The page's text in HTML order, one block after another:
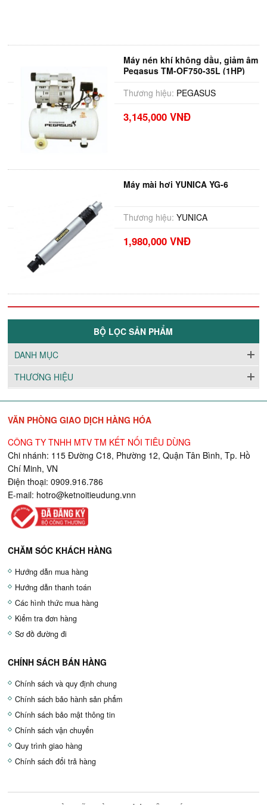
Máy nén khí không dầu, giảm âm
Pegasus TM-OF750-35L (1HP)
Thương hiệu: PEGASUS
3,145,000 VNĐ
Máy mài hơi YUNICA YG-6
Thương hiệu: YUNICA
1,980,000 VNĐ
BỘ LỌC SẢN PHẨM
DANH MỤC
THƯƠNG HIỆU
VĂN PHÒNG GIAO DỊCH HÀNG HÓA
CÔNG TY TNHH MTV TM KẾT NỐI TIÊU DÙNG
Chi nhánh: 115 Đường C18, Phường 12, Quận Tân Bình, Tp. Hồ
Chí Minh, VN
Điện thoại: 0909.916.786
E-mail: hotro@ketnoitieudung.vnn
CHĂM SÓC KHÁCH HÀNG
Hướng dẫn mua hàng
Hướng dẫn thanh toán
Các hình thức mua hàng
Kiểm tra đơn hàng
Sơ đồ đường đi
CHÍNH SÁCH BÁN HÀNG
Chính sách và quy định chung
Chính sách bảo hành sản phẩm
Chính sách bảo mật thông tin
Chính sách vận chuyển
Quy trình giao hàng
Chính sách đổi trả hàng